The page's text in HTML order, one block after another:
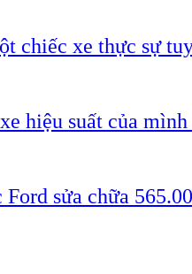
chiếc xe thực sự
hiệu suất của
sửa chữa